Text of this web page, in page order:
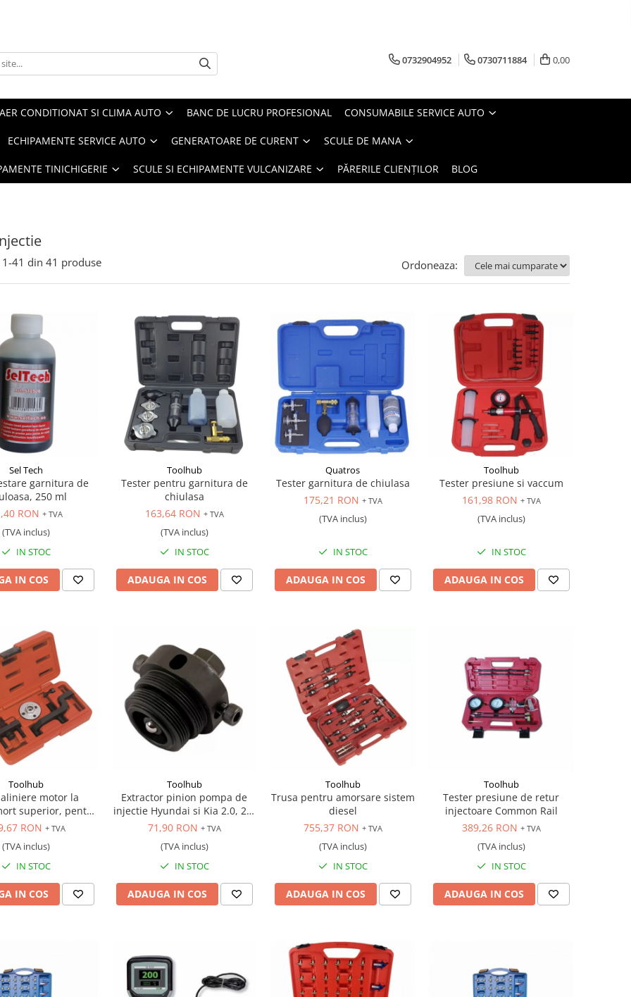
0732904952 0730711884 0,00
AER CONDITIONAT SI CLIMA AUTO BANC DE LUCRU PROFESIONAL CONSUMABILE SERVICE AUTO
ECHIPAMENTE SERVICE AUTO GENERATOARE DE CURENT SCULE DE MANA
TINICHIGERIE SCULE SI ECHIPAMENTE VULCANIZARE PĂRERILE CLIENȚILOR BLOG
1-41 din 41 produse Ordoneaza:
Sel Tech
garnitura de
250 ml
RON + TVA
(TVA inclus)
IN STOC
IN COS
Toolhub
Tester pentru garnitura de
chiulasa
163,64 RON + TVA
(TVA inclus)
IN STOC
ADAUGA IN COS
Quatros
Tester garnitura de chiulasa
175,21 RON + TVA
(TVA inclus)
IN STOC
ADAUGA IN COS
Toolhub
Tester presiune si vaccum
161,98 RON + TVA
(TVA inclus)
IN STOC
ADAUGA IN COS
Toolhub
motor la
superior, pentru
pompei de apa si
chiuloasei.
RON + TVA
(TVA inclus)
IN STOC
IN COS
Toolhub
Extractor pinion pompa de
injectie Hyundai si Kia 2.0, 2.2
CRDI
71,90 RON + TVA
(TVA inclus)
IN STOC
ADAUGA IN COS
Toolhub
Trusa pentru amorsare sistem
diesel
755,37 RON + TVA
(TVA inclus)
IN STOC
ADAUGA IN COS
Toolhub
Tester presiune de retur
injectoare Common Rail
389,26 RON + TVA
(TVA inclus)
IN STOC
ADAUGA IN COS